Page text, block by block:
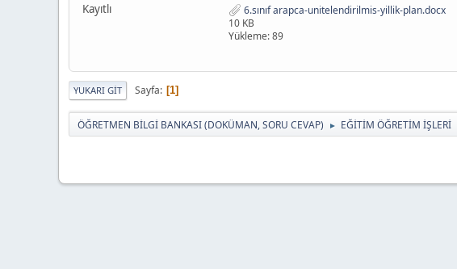
Kayıtlı
6.sınıf arapca-unitelendirilmis-yillik-plan.docx
10 KB
Yükleme: 89
YUKARI GIT Sayfa 1
ÖĞRETMEN BİLGİ BANKASI (DOKÜMAN, SORU CEVAP) ► EĞİTİM ÖĞRETİM İŞLERİ